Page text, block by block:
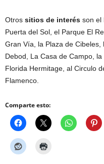
Otros sitios de interés son el
Puerta del Sol, el Parque El
Gran Vía, la Plaza de
Debod, La Casa de Campo,
Florida Hermitage, al Circulo
Flamenco.
Comparte esto: